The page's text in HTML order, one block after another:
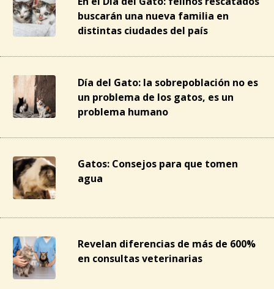
buscarán una nueva familia en
distintas ciudades del país
Día del Gato: la sobrepoblación no es
un problema de los gatos, es un
problema humano
Gatos: Consejos para que tomen
agua
Revelan diferencias de más de 600%
en consultas veterinarias